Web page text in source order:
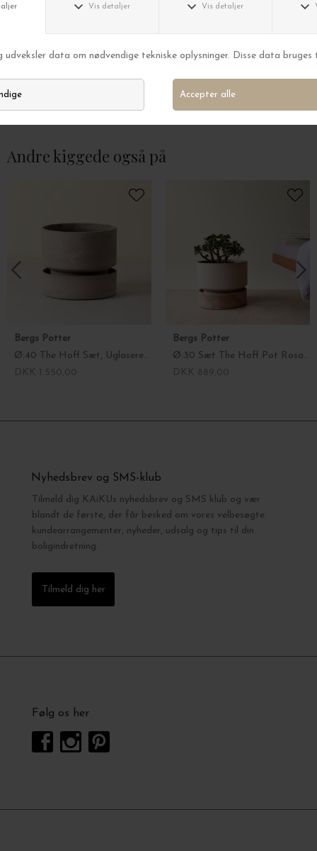
Ø:18 Underskål The Hoff, Uglaseret Rosa
DKK 109,00
DKK 369,00
Andre kiggede også på
Bergs Potter
Ø:40 The Hoff Sæt, Uglaseret Grå - Hent selv
Bergs Potter
Ø:30 Sæt The Hoff Pot Rosa, med underskål - Hent selv
Nyhedsbrev og SMS-klub
Tilmeld dig KAiKUs nyhedsbrev og SMS klub og vær
blandt de første, der får besked om vores velbesøgte
kundearrangementer, nyheder, udsalg og tips til din
boligindretning.
Tilmeld dig her
Følg os her